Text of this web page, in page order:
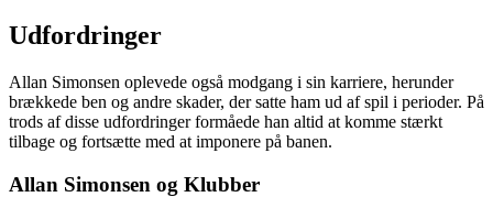
Udfordringer
Allan Simonsen oplevede også modgang i sin karriere, herunder
brækkede ben og andre skader, der satte ham ud af spil i perioder. På
trods af disse udfordringer formåede han altid at komme stærkt
tilbage og fortsætte med at imponere på banen.
Allan Simonsen og Klubber